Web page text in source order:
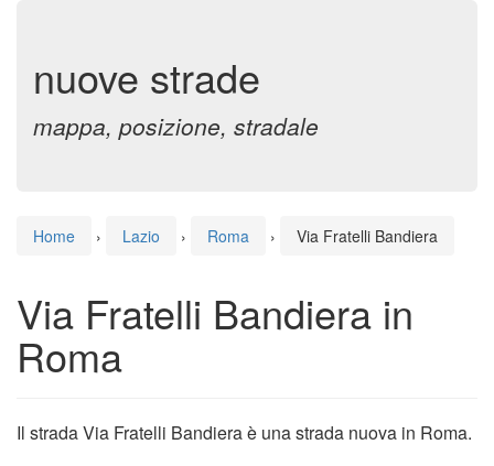
nuove strade
mappa, posizione, stradale
Home › Lazio › Roma › Via Fratelli Bandiera
Via Fratelli Bandiera in
Roma
Il strada Via Fratelli Bandiera è una strada nuova in Roma.